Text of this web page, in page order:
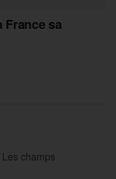
France sa
Les champs